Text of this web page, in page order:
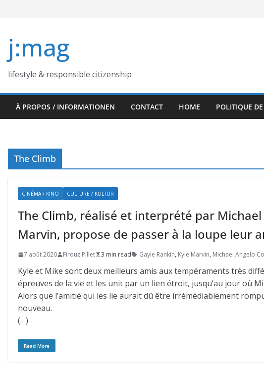
j:mag
lifestyle & responsible citizenship
À PROPOS / INFORMATIONEN CONTACT HOME POLITIQUE
The Climb
CINÉMA / KINO CULTURE / KULTUR
The Climb, réalisé et interprété par Michael
Marvin, propose de passer à la loupe leur
7 août 2020 Firouz Pillet 3 min read Gayle Rankin, Kyle Marvin, Michael Angelo
Kyle et Mike sont deux meilleurs amis aux tempéraments très
épreuves de la vie et les unit par un lien étroit, jusqu’au jour où
Alors que l’amitié qui les lie aurait dû être irrémédiablement
nouveau.
(…)
Read More